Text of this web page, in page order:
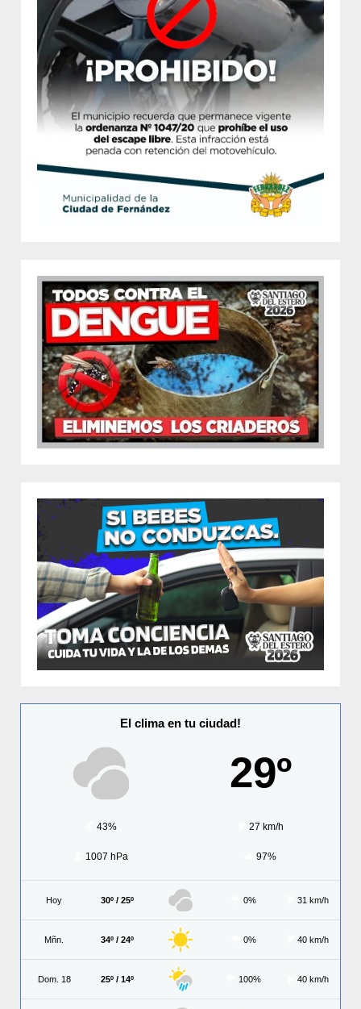
El clima en tu ciudad!
29º
43% 27 km/h
1007 hPa 97%
Hoy 30º / 25º 0% 31 km/h
Mñn. 34º / 24º 0% 40 km/h
Dom. 18 25º / 14º 100% 40 km/h